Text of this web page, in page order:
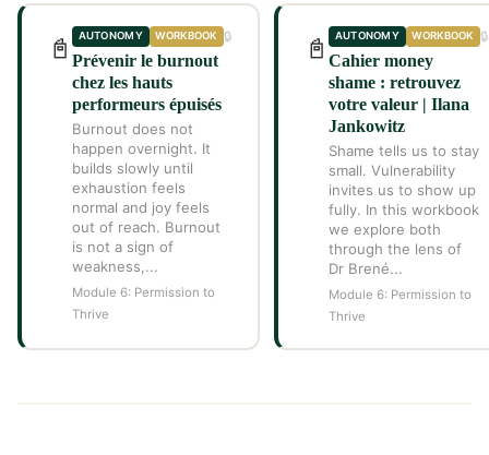
📓 AUTONOMY WORKBOOK
Prévenir le burnout
chez les hauts
performeurs épuisés
Burnout does not
happen overnight. It
builds slowly until
exhaustion feels
normal and joy feels
out of reach. Burnout
is not a sign of
weakness,...
Module 6: Permission to
Thrive
🔒 📓 AUTONOMY WORKBOOK
Cahier money
shame : retrouvez
votre valeur | Ilana
Jankowitz
Shame tells us to stay
small. Vulnerability
invites us to show up
fully. In this workbook
we explore both
through the lens of
Dr Brené...
Module 6: Permission to
Thrive
🔒